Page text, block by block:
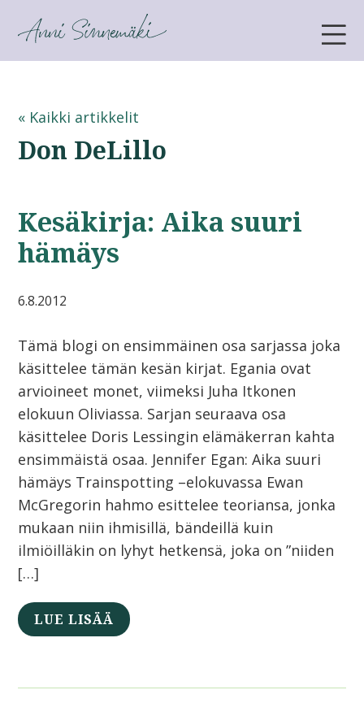
ANNI SINNEMÄKI
« Kaikki artikkelit
Don DeLillo
Kesäkirja: Aika suuri
hämäys
6.8.2012
Tämä blogi on ensimmäinen osa sarjassa joka
käsittelee tämän kesän kirjat. Egania ovat
arvioineet monet, viimeksi Juha Itkonen
elokuun Oliviassa. Sarjan seuraava osa
käsittelee Doris Lessingin elämäkerran kahta
ensimmäistä osaa. Jennifer Egan: Aika suuri
hämäys Trainspotting –elokuvassa Ewan
McGregorin hahmo esittelee teoriansa, jonka
mukaan niin ihmisillä, bändeillä kuin
ilmiöilläkin on lyhyt hetkensä, joka on ”niiden
[…]
LUE LISÄÄ